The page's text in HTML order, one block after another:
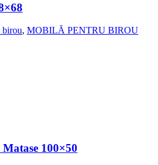
birou, MOBILĂ PENTRU BIROU
100×50